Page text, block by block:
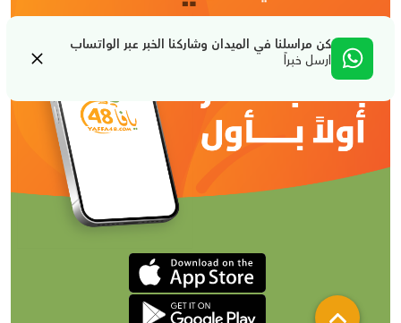
كن مراسلنا في الميدان وشاركنا الخبر عبر الواتساب
ارسل خبراً